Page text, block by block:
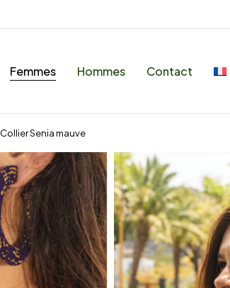
Femmes Hommes Contact
Collier Senia mauve